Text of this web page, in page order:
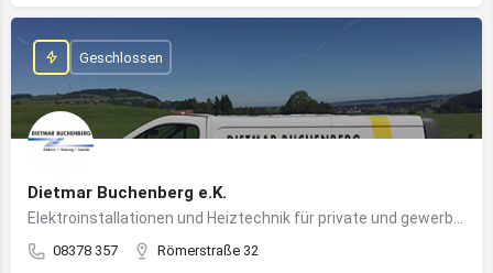
Dietmar Buchenberg e.K.
08378 357 Römerstraße 32
Geschlossen